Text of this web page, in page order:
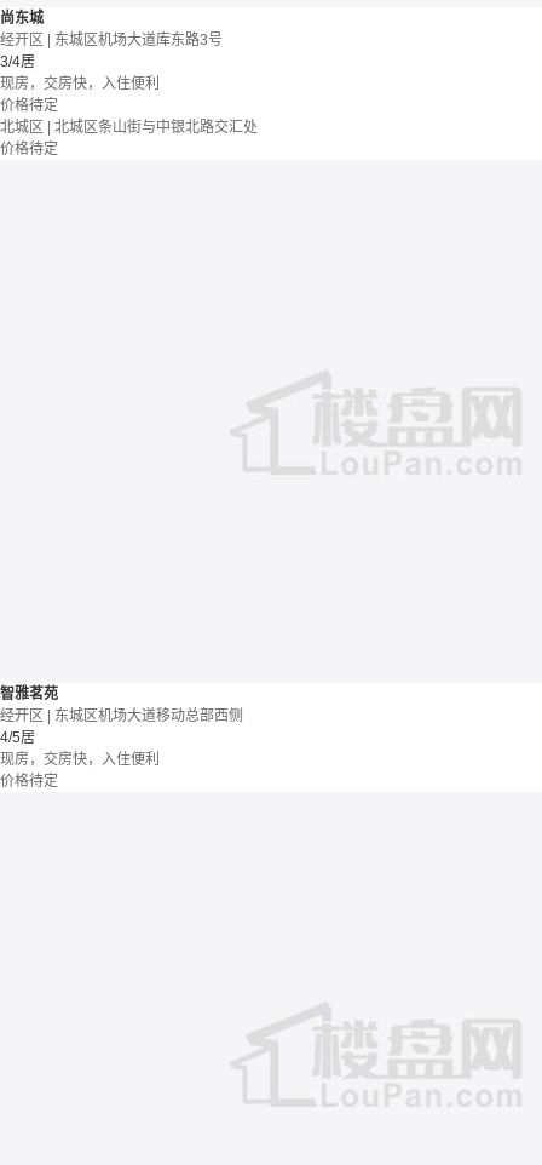
尚东城
经开区 | 东城区机场大道库东路3号
3/4居
现房，交房快，入住便利
价格待定
北城区 | 北城区条山街与中银北路交汇处
价格待定
智雅茗苑
经开区 | 东城区机场大道移动总部西侧
4/5居
现房，交房快，入住便利
价格待定